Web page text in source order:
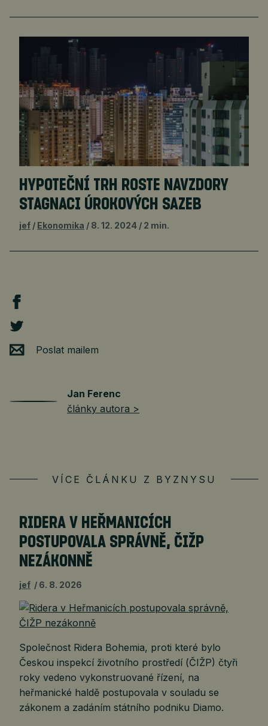
HYPOTEČNÍ TRH ROSTE NAVZDORY
STAGNACI ÚROKOVÝCH SAZEB
jef Ekonomika 8. 12. 2024 2 min.
Poslat mailem
Jan Ferenc
články autora >
VÍCE ČLÁNKU Z BYZNYSU
RIDERA V HEŘMANICÍCH
POSTUPOVALA SPRÁVNĚ, ČIŽP
NEZÁKONNĚ
jef 6. 8. 2026
Společnost Ridera Bohemia, proti které bylo
Českou inspekcí životního prostředí (ČIŽP) čtyři
roky vedeno vykonstruované řízení, na
heřmanické haldě postupovala v souladu se
zákonem a zadáním státního podniku Diamo.